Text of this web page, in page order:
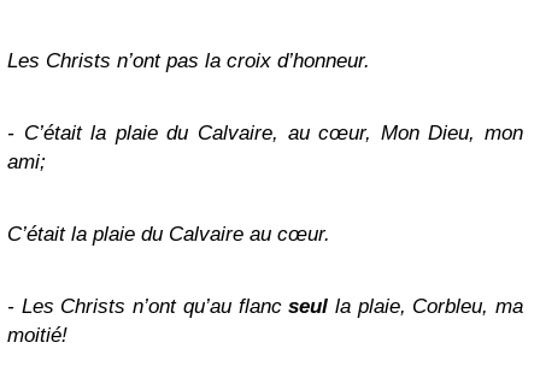
Les Christs n’ont pas la croix d’honneur.
- C’était la plaie du Calvaire, au cœur, Mon Dieu, mon
ami;
C’était la plaie du Calvaire au cœur.
- Les Christs n’ont qu’au flancseul la plaie, Corbleu, ma
moitié!